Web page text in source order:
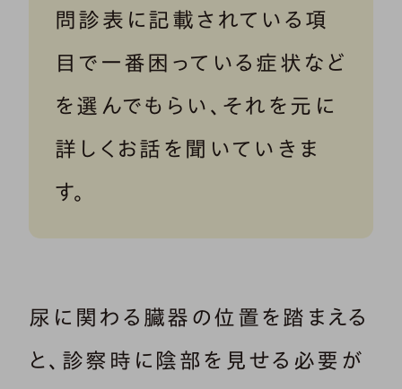
問診表に記載されている項
目で一番困っている症状など
を選んでもらい、それを元に
詳しくお話を聞いていきま
す。
尿に関わる臓器の位置を踏まえる
と、診察時に陰部を見せる必要が